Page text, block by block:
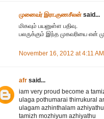
முனைவர் இரா.குணசீலன் said...
மிகவும் பயனுள்ள பதிவு.
பலருக்கும் இந்த முகவரியை என்
November 16, 2012 at 4:11 AM
afr said...
iam very proud become a
ulaga pothumarai thirrukural
ulagam azhinthalam
tamizh mozhiyum azhiyathu